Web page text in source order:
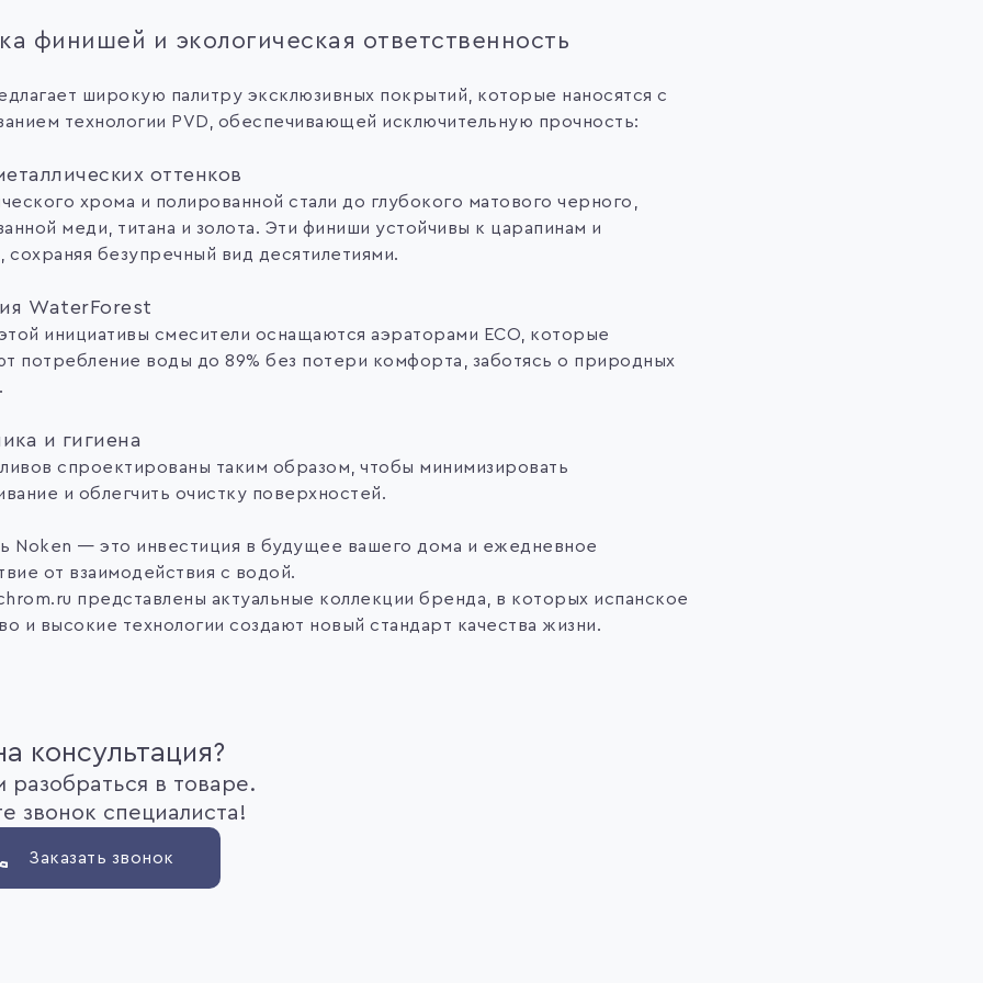
финишей и экологическая ответственность
широкую палитру эксклюзивных покрытий, которые наносятся с
технологии PVD, обеспечивающей исключительную прочность:
оттенков
хрома и полированной стали до глубокого матового черного,
меди, титана и золота. Эти финиши устойчивы к царапинам и
сохраняя безупречный вид десятилетиями.
WaterForest
инициативы смесители оснащаются аэраторами ECO, которые
потребление воды до 89% без потери комфорта, заботясь о природных
и гигиена
спроектированы таким образом, чтобы минимизировать
и облегчить очистку поверхностей.
Noken — это инвестиция в будущее вашего дома и ежедневное
от взаимодействия с водой.
представлены актуальные коллекции бренда, в которых испанское
и высокие технологии создают новый стандарт качества жизни.
консультация?
в товаре.
звонок специалиста!
Заказать звонок